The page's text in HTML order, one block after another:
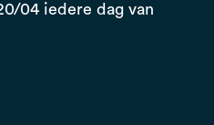
04 iedere dag van